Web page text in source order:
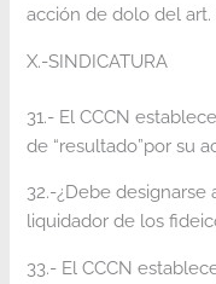
acción de dolo del art.
X.-SINDICATURA
31.- El CCCN
de “resultado”por su
32.-¿Debe
liquidador de los
33.- El CCCN